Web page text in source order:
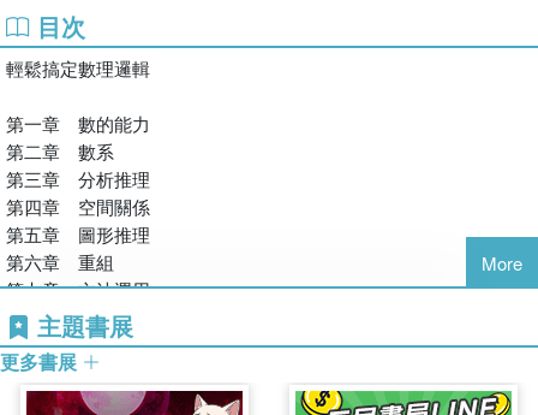
◎考科說明與技巧
「數理邏輯」是近年來非常熱門的測驗考試，不需考慮背景，即可
篩選受試者邏輯推理的能力及速度。
關任用人才，在不了解背景的情形下，先以數理邏輯判斷所屬職缺
是否適才、適性、適任，乃為必然。故而數理邏輯，不但是預備軍
官、專業軍官、志願士兵必考科目，在郵政、銀行、國民營事業及
各種機關招募的測驗中，它往往占有舉足輕重的地位。
一般而言，數理邏輯的題型可分成：
一、數字為主的數學邏輯測驗：測量邏輯抽象思考、機械能力、計
算能力以及空間概念。
二、文字為主的語文邏輯測驗：測量視知覺的速度、確度、短期記
憶、視覺記憶廣度以及測量文字語句的領悟力、記憶力、觀察力。
出題方式偏重何者，端看測試機關的需求，沒辦法用速成的方式準
備。更有甚者，並不只是答對就好，還要力求效率。受試者往往需
目次
輕鬆搞定數理邏輯
第一章 數的能力
第二章 數系
第三章 分析推理
第四章 空間關係
第五章 圖形推理
第六章 重組
第七章 文法運用
第八章 語文推理
第九章 實力演練
第十章 性向心理測驗
第十一章 數理邏輯模擬試題
More
主題書展
更多書展